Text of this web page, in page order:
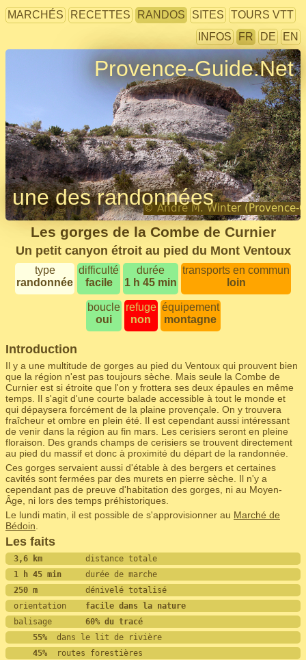
MARCHÉS RECETTES RANDOS SITES
TOURS VTT
INFOS
FR DE EN
Provence-Guide.Net
une des randonnées
Les gorges de la Combe de Curnier
Un petit canyon étroit au pied du Mont Ventoux
type
randonnée
difficulté
facile
durée
1 h 45 min
transports en commun
loin
boucle
oui
refuge
non
équipement
montagne
Introduction
Il y a une multitude de gorges au pied du Ventoux qui prouvent bien
que la région n'est pas toujours sèche. Mais seule la Combe de
Curnier est si étroite que l'on y frottera ses deux épaules en même
temps. Il s'agit d'une courte balade accessible à tout le monde et
qui dépaysera forcément de la plaine provençale. On y trouvera
fraîcheur et ombre en plein été. Il est cependant aussi intéressant
de venir dans la région au fin mars. Les cerisiers seront en pleine
floraison. Des grands champs de cerisiers se trouvent directement
au pied du massif et donc à proximité du départ de la randonnée.
Ces gorges servaient aussi d'étable à des bergers et certaines
cavités sont fermées par des murets en pierre sèche. Il n'y a
cependant pas de preuve d'habitation des gorges, ni au Moyen-
Âge, ni lors des temps préhistoriques.
Le lundi matin, il est possible de s'approvisionner au Marché de
Bédoin
Les faits
3,6 km distance totale
1 h 45 min durée de marche
250 m dénivelé totalisé
orientation facile dans la nature
balisage 60% du tracé
    55%
  dans le lit de rivière
    45%
  routes forestières